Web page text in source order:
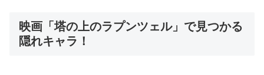
映画「塔の上のラプンツェル」で見つかる
隠れキャラ！